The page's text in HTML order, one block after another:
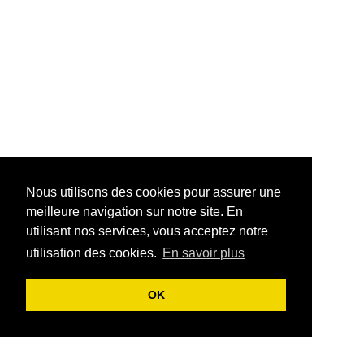
Nous utilisons des cookies pour assurer une
meilleure navigation sur notre site. En
utilisant nos services, vous acceptez notre
utilisation des cookies. En savoir plus
OK
Nous utilisons des cookies pour assurer une
meilleure navigation sur notre site. En
utilisant nos services, vous acceptez notre
utilisation des cookies. En savoir plus
OK